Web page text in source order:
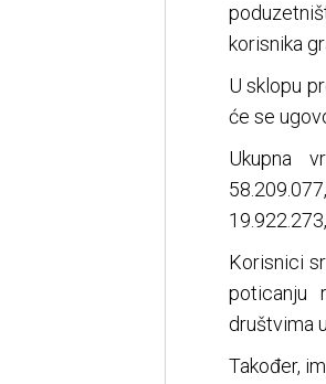
korisnika
U sklopu
će se
Ukupna
Korisnici
poticanju
društvima
Također,